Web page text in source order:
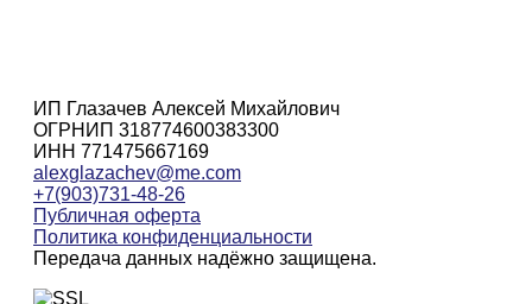
ИП Глазачев Алексей Михайлович
ОГРНИП 318774600383300
ИНН 771475667169
alexglazachev@me.com
+7(903)731-48-26
Публичная оферта
Политика конфиденциальности
Передача данных надёжно защищена.